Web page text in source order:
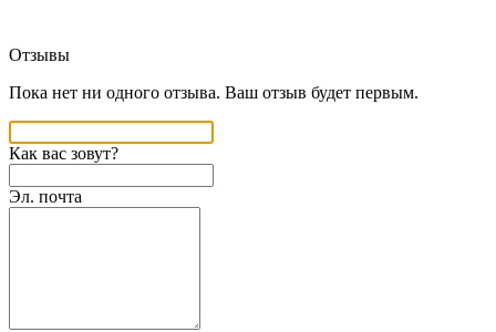
Отзывы
Пока нет ни одного отзыва. Ваш отзыв будет первым.
Как вас зовут?
Эл. почта